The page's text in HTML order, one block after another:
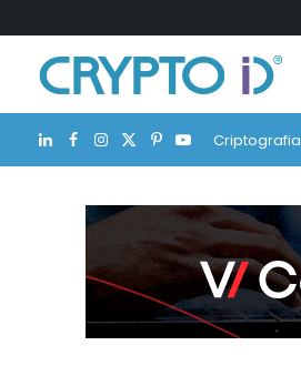
LinkedIn
Facebook
Instagram
X
(Twitter)
Pinterest
YouTubeCriptografia